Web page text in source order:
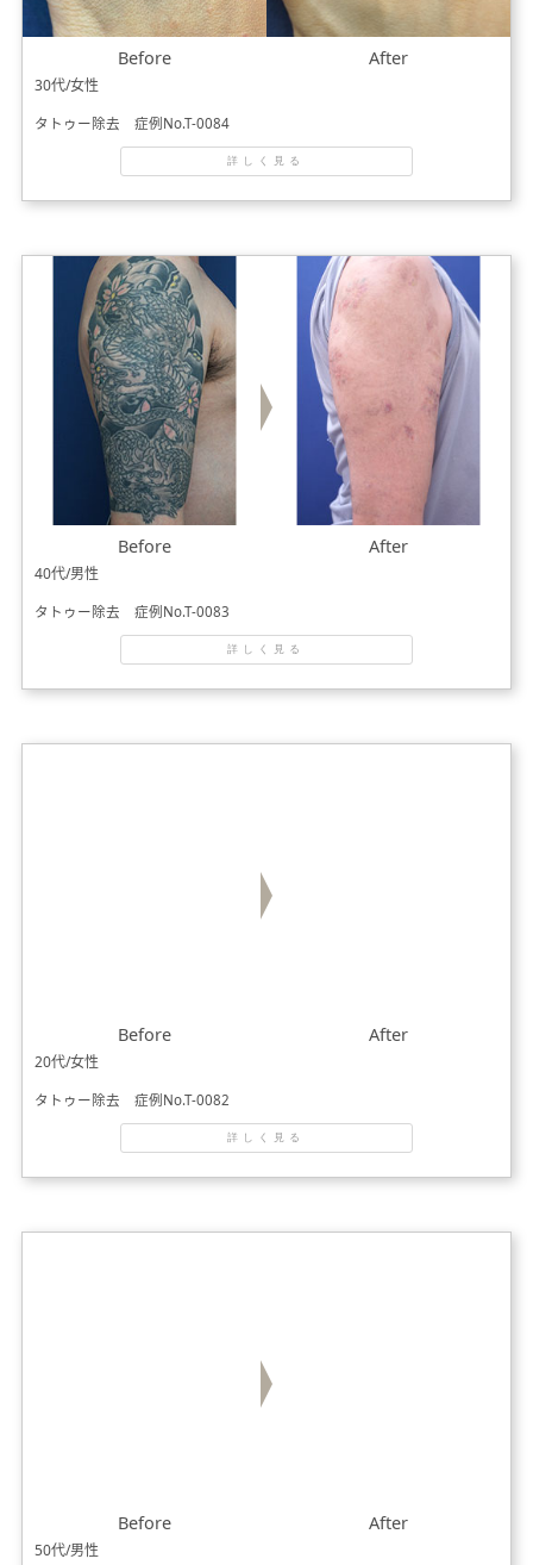
Before After
30代/女性
タトゥー除去 症例No.T-0084
詳しく見る
Before After
40代/男性
タトゥー除去 症例No.T-0083
詳しく見る
Before After
20代/女性
タトゥー除去 症例No.T-0082
詳しく見る
Before After
50代/男性